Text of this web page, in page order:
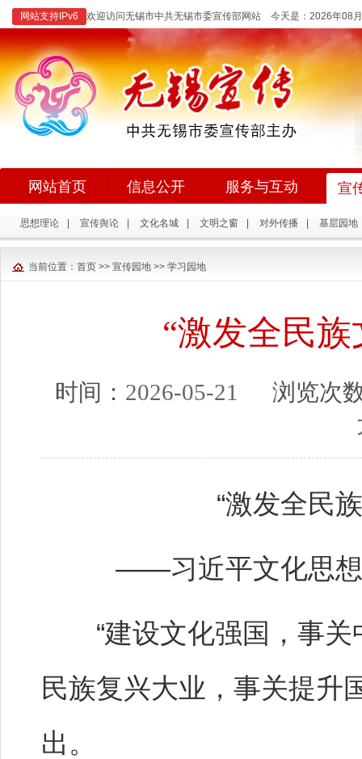
网站支持IPv6 欢迎访问无锡市中共无锡市委宣传部网站 今天是： 2026年08
网站首页 信息公开 服务与互动 宣
思想理论 宣传舆论 文化名城 文明之窗 对外传播 基层园地
当前位置： 首页 >> 宣传园地 >> 学习园地
“激发全民
时间： 2026-05-21
浏览次
“激发全民
——习近平文化思想
“建设文化强国，事关
民族复兴大业，事关提升
出。